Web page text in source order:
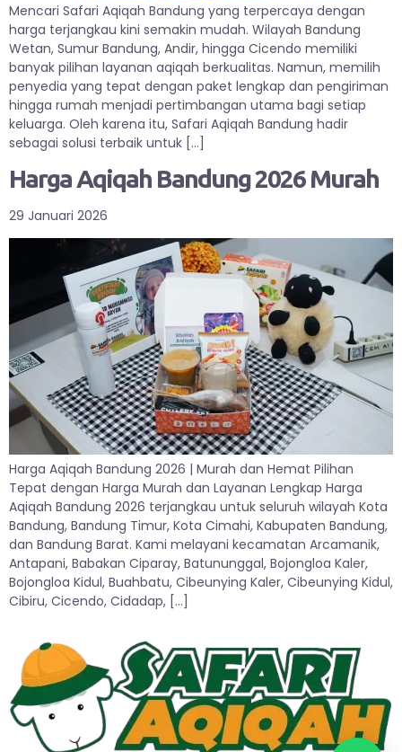
Mencari Safari Aqiqah Bandung yang terpercaya dengan
harga terjangkau kini semakin mudah. Wilayah Bandung
Wetan, Sumur Bandung, Andir, hingga Cicendo memiliki
banyak pilihan layanan aqiqah berkualitas. Namun, memilih
penyedia yang tepat dengan paket lengkap dan pengiriman
hingga rumah menjadi pertimbangan utama bagi setiap
keluarga. Oleh karena itu, Safari Aqiqah Bandung hadir
sebagai solusi terbaik untuk […]
Harga Aqiqah Bandung 2026 Murah
29 Januari 2026
Harga Aqiqah Bandung 2026 | Murah dan Hemat Pilihan
Tepat dengan Harga Murah dan Layanan Lengkap Harga
Aqiqah Bandung 2026 terjangkau untuk seluruh wilayah Kota
Bandung, Bandung Timur, Kota Cimahi, Kabupaten Bandung,
dan Bandung Barat. Kami melayani kecamatan Arcamanik,
Antapani, Babakan Ciparay, Batununggal, Bojongloa Kaler,
Bojongloa Kidul, Buahbatu, Cibeunying Kaler, Cibeunying Kidul,
Cibiru, Cicendo, Cidadap, […]